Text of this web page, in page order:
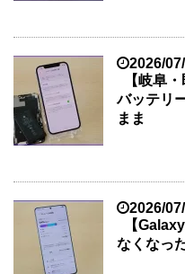
2026/
【岐阜
バッテリ
まま
2026/
【
なくなっ